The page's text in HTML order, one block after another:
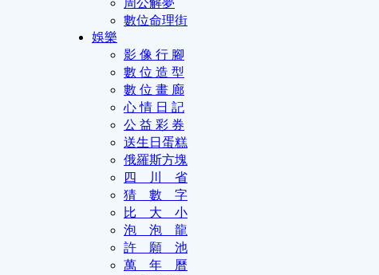
周公解夢
數位命理街
娛樂
影 像 行 腳
數 位 造 型
數 位 畫 廊
心 情 日 記
公 益 彩 券
送生日蛋糕
俄羅斯方塊
四 川 省
猜 數 字
比 大 小
泡 泡 龍
許 願 池
萬 年 曆